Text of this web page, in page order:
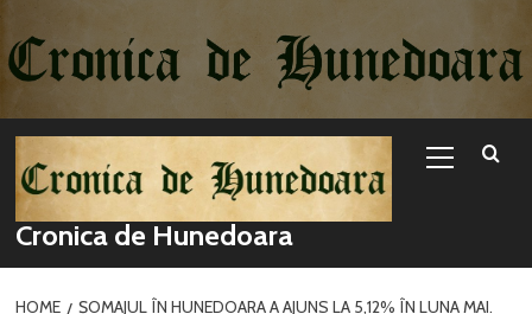
la
conținut
Cronica de Hunedoara
Menu
HOME
ȘOMAJUL ÎN HUNEDOARA A AJUNS LA 5,12% ÎN LUNA MAI.